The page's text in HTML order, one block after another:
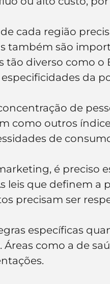
cada região
também são
tão diverso como o
da
de
como outros
de
é preciso
leis que definem a
precisam ser
específicas
como a de